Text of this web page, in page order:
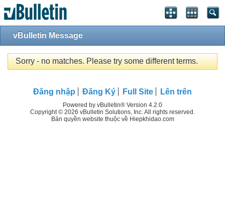
vBulletin Message
Sorry - no matches. Please try some different terms.
Đăng nhập Đăng Ký Full Site Lên trên
Powered by vBulletin® Version 4.2.0
Copyright © 2026 vBulletin Solutions, Inc. All rights reserved.
Bản quyền website thuộc về Hiepkhidao.com